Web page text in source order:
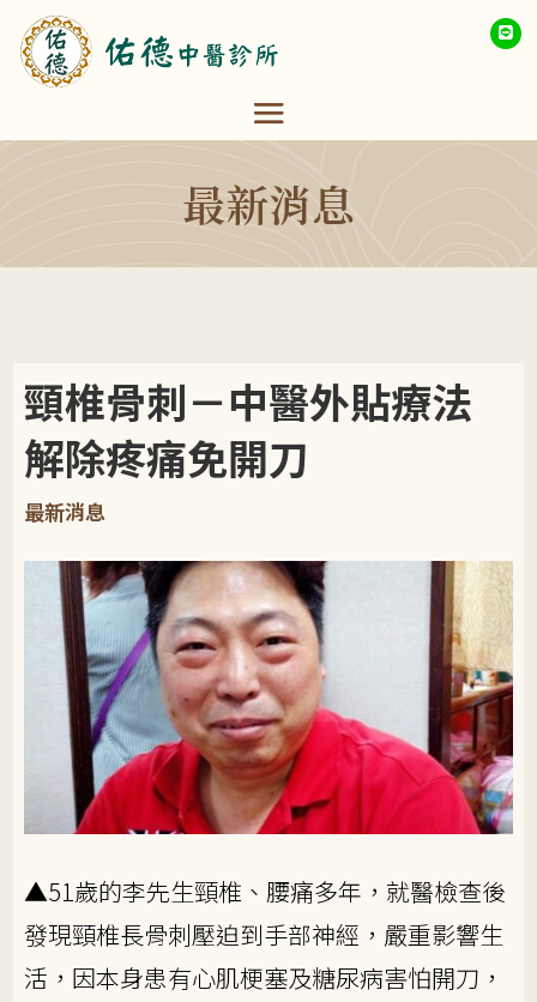
最新消息
頸椎骨刺－中醫外貼療法
解除疼痛免開刀
最新消息
▲51歲的李先生頸椎、腰痛多年，就醫檢查後
發現頸椎長骨刺壓迫到手部神經，嚴重影響生
活，因本身患有心肌梗塞及糖尿病害怕開刀，